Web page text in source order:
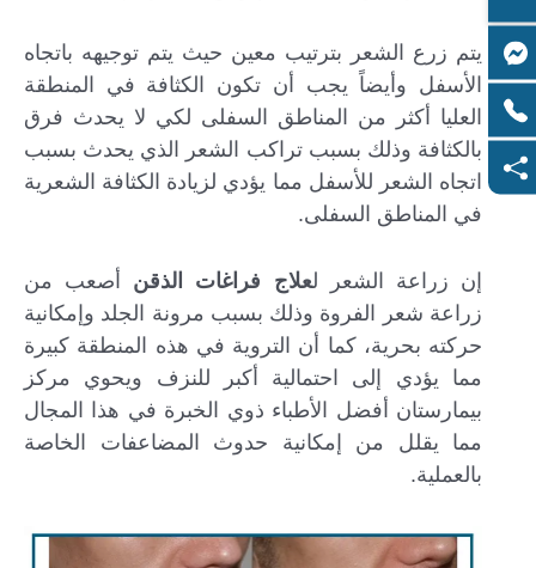
يتم زرع الشعر بترتيب معين حيث يتم توجيهه باتجاه
الأسفل وأيضاً يجب أن تكون الكثافة في المنطقة
العليا أكثر من المناطق السفلى لكي لا يحدث فرق
بالكثافة وذلك بسبب تراكب الشعر الذي يحدث بسبب
اتجاه الشعر للأسفل مما يؤدي لزيادة الكثافة الشعرية
في المناطق السفلى.
إن زراعة الشعر لعلاج فراغات الذقن أصعب من
زراعة شعر الفروة وذلك بسبب مرونة الجلد وإمكانية
حركته بحرية، كما أن التروية في هذه المنطقة كبيرة
مما يؤدي إلى احتمالية أكبر للنزف ويحوي مركز
بيمارستان أفضل الأطباء ذوي الخبرة في هذا المجال
مما يقلل من إمكانية حدوث المضاعفات الخاصة
بالعملية.